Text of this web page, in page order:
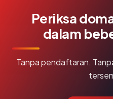
Periksa
dalam
Tanpa pendaftaran.